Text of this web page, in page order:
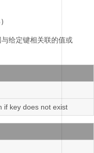
给定键相关联的值或
if key does not exist